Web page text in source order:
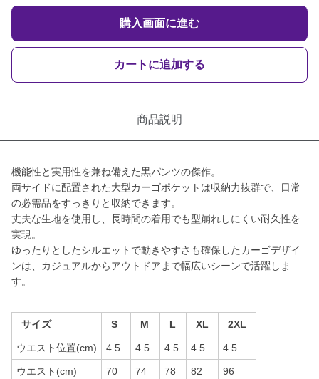
購入画面に進む
カートに追加する
商品説明
機能性と実用性を兼ね備えた黒パンツの傑作。
両サイドに配置された大型カーゴポケットは収納力抜群で、日常
の必需品をすっきりと収納できます。
丈夫な生地を使用し、長時間の着用でも型崩れしにくい耐久性を
実現。
ゆったりとしたシルエットで動きやすさも確保したカーゴデザイ
ンは、カジュアルからアウトドアまで幅広いシーンで活躍しま
す。
サイズ S M L XL 2XL
ウエスト位置(cm) 4.5 4.5 4.5 4.5 4.5
ウエスト(cm) 70 74 78 82 96